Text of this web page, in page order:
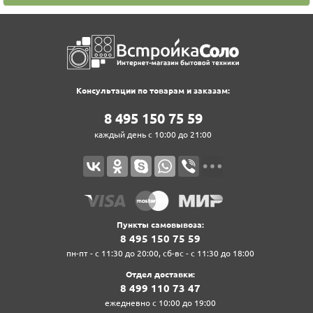
стандартами.
сервисных центров Körting насчитывает более 120 точек в разных
городах России.
многоэтапную систему контроля качества. В обязательном порядке все
имеют высокий класс энергоэффективности.
На сегодняшний день ключевым направлением деятельности Korting
является производство современной и комфортной встраиваемой
бытовой техники, которая превращает кухню в уютное и
надежная, продуманная, качественная и стильная техника для дома.
самыми смелыми предпочтениями в дизайне, ведь многообразие стилей
– еще одно несомненное преимущество Körting. В ассортименте бренда
есть приборы как в современном hi-tech-дизайне, так и благородном
Консультации по товарам и заказам:
8‍ 4‍9‍5‍ 1‍5‍0‍ 7‍5‍ 5‍9‍
каждый день с 10:00 до 21:00
Пункты самовывоза:
8‍ 4‍9‍5‍ 1‍5‍0‍ 7‍5‍ 5‍9‍
пн-пт - с 11:30 до 20:00, сб-вс - с 11:30 до 18:00
Отдел доставки:
8‍ 4‍9‍9‍ 1‍1‍0‍ 7‍3‍ 4‍7‍
ежедневно с 10:00 до 19:00